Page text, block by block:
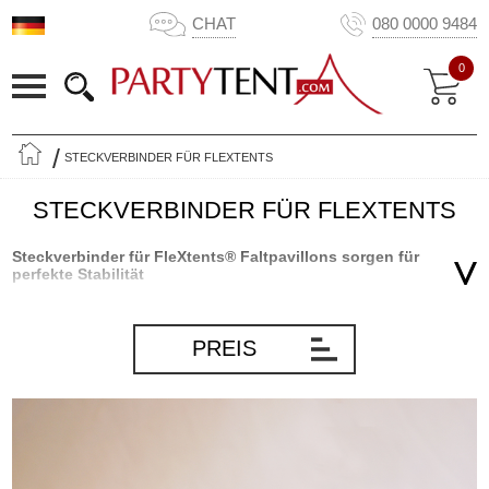
CHAT 080 0000 9484
0
STECKVERBINDER FÜR FLEXTENTS
STECKVERBINDER FÜR FLEXTENTS
Steckverbinder für FleXtents® Faltpavillons sorgen für
perfekte Stabilität
kombinieren, um mehr Raum für Ihre Veranstaltung zu schaffen,
sollten Sie dafür sorgen, dass die Konstruktion robust und stabil ist.
PREIS